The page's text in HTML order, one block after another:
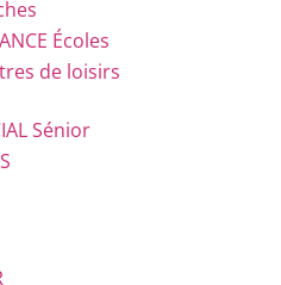
Écoles
de loisirs
Sénior